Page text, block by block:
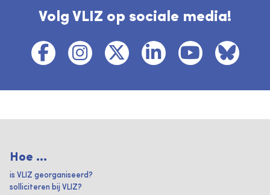
Volg VLIZ op sociale media!
Hoe ...
is VLIZ georganiseerd?
solliciteren bij VLIZ?